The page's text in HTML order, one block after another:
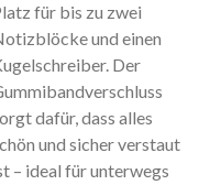
für bis zu zwei
und einen
Der
dafür, dass alles
und sicher verstaut
– ideal für unterwegs